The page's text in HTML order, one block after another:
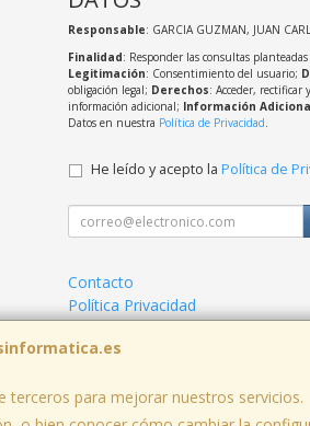
terceros para mejorar nuestros servicios.
Responsable: GARCIA GUZMAN, JUAN
Finalidad: Responder las consultas
Legitimación: Consentimiento del usuario;
obligación legal; Derechos: Acceder, rectificar
información adicional; Información
Datos en nuestra Política de Privacidad.
He leído y acepto la Política de
Contacto
Política Privacidad
Condiciones de Compra